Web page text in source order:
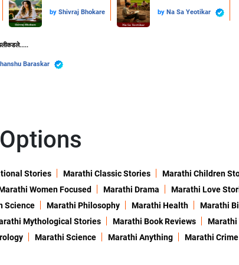
by Shivraj Bhokare by Na Sa Yeotikar
पलीकडले.....
Baraskar
Stories Marathi Classic Stories
Marathi Children
Women Focused Marathi Drama
Marathi Love
Science Marathi Philosophy Marathi Health
Marathi
Mythological Stories Marathi Book Reviews
Marathi Science Marathi Anything Marathi